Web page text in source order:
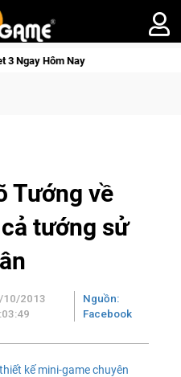
Nay
Tướng về
tướng sử
10/2013
Nguồn:
Facebook
kế mini-game chuyên